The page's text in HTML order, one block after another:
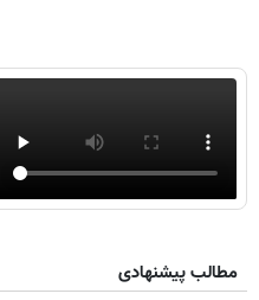
مطالب پیشنهادی